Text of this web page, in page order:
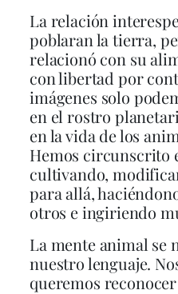
La relación
poblaran la tierra,
relacionó con su
con libertad por
imágenes solo
en el rostro
en la vida de los
Hemos circunscrito
cultivando,
para allá,
otros e ingiriendo
La mente animal se
nuestro lenguaje.
queremos